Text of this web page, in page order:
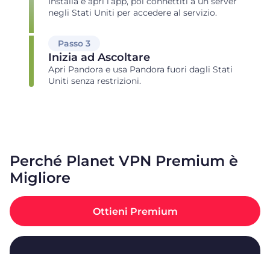
negli Stati Uniti per accedere al servizio.
Passo 3
Inizia ad Ascoltare
Apri Pandora e usa Pandora fuori dagli Stati
Uniti senza restrizioni.
Perché Planet VPN Premium è
Migliore
Ottieni Premium